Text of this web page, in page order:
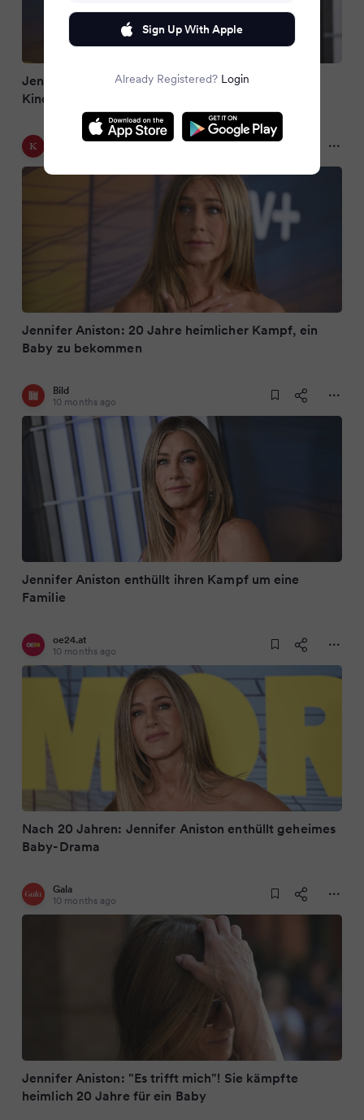
Jennifer Aniston spricht über unerfüllten
Kinderwunsch
KURIER
Jennifer Aniston: 20 Jahre heimlicher Kampf, ein
Baby zu bekommen
Bild
10 months ago
Jennifer Aniston enthüllt ihren Kampf um eine
Familie
oe24.at
10 months ago
Nach 20 Jahren: Jennifer Aniston enthüllt geheimes
Baby-Drama
Gala
10 months ago
Jennifer Aniston: "Es trifft mich"! Sie kämpfte
heimlich 20 Jahre für ein Baby
Sign Up With Apple
Already Registered? Login